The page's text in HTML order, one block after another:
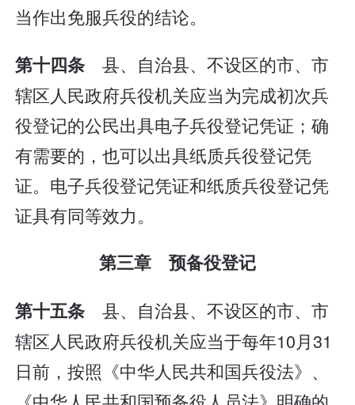
当作出免服兵役的结论。
第十四条县、自治县、不设区的市、市
辖区人民政府兵役机关应当为完成初次兵
役登记的公民出具电子兵役登记凭证；确
有需要的，也可以出具纸质兵役登记凭
证。电子兵役登记凭证和纸质兵役登记凭
证具有同等效力。
第三章 预备役登记
第十五条县、自治县、不设区的市、市
辖区人民政府兵役机关应当于每年10月31
日前，按照《中华人民共和国兵役法》、